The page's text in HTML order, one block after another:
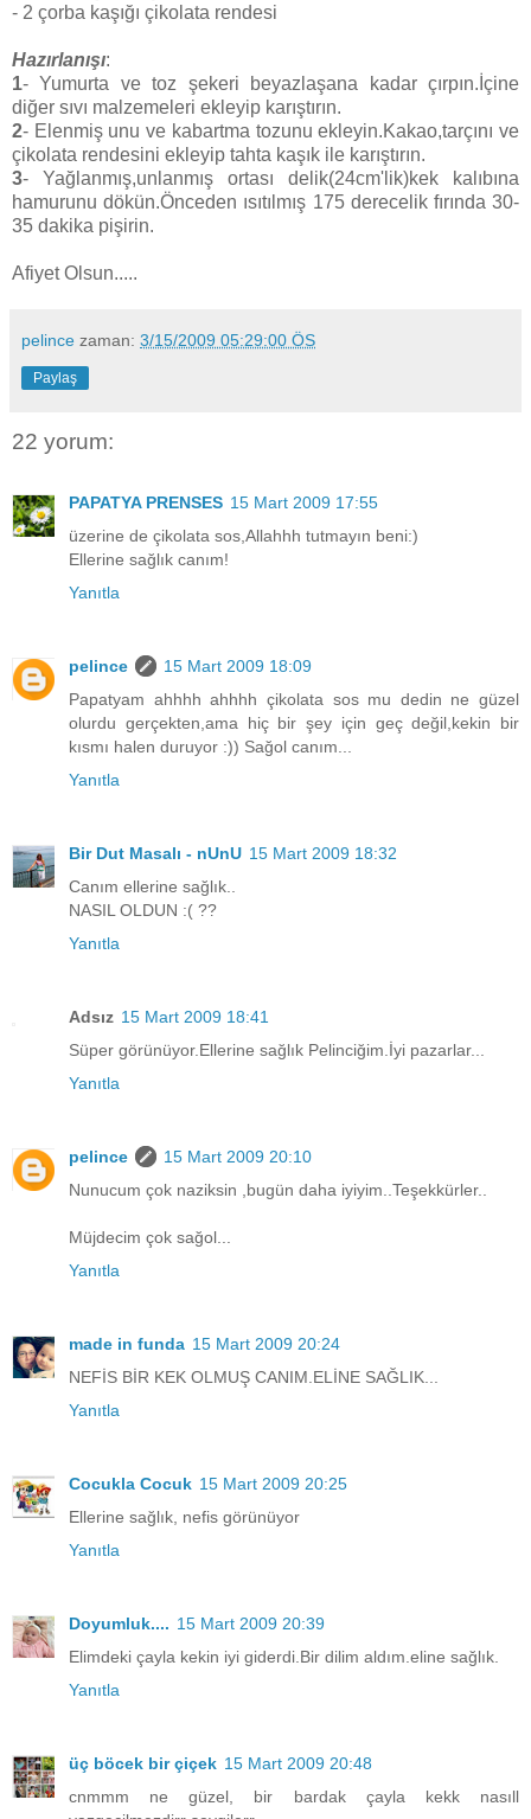
- 2 çorba kaşığı çikolata rendesi
Hazırlanışı:
1- Yumurta ve toz şekeri beyazlaşana kadar çırpın.İçine
diğer sıvı malzemeleri ekleyip karıştırın.
2- Elenmiş unu ve kabartma tozunu ekleyin.Kakao,tarçını ve
çikolata rendesini ekleyip tahta kaşık ile karıştırın.
3- Yağlanmış,unlanmış ortası delik(24cm'lik)kek kalıbına
hamurunu dökün.Önceden ısıtılmış 175 derecelik fırında 30-
35 dakika pişirin.
Afiyet Olsun.....
pelince zaman: 3/15/2009 05:29:00 ÖS
Paylaş
22 yorum:
PAPATYA PRENSES 15 Mart 2009 17:55
üzerine de çikolata sos,Allahhh tutmayın beni:)
Ellerine sağlık canım!
Yanıtla
pelince
15 Mart 2009 18:09
Papatyam ahhhh ahhhh çikolata sos mu dedin ne güzel
olurdu gerçekten,ama hiç bir şey için geç değil,kekin bir
kısmı halen duruyor :)) Sağol canım...
Yanıtla
Bir Dut Masalı - nUnU 15 Mart 2009 18:32
Canım ellerine sağlık..
NASIL OLDUN :( ??
Yanıtla
Adsız 15 Mart 2009 18:41
Süper görünüyor.Ellerine sağlık Pelinciğim.İyi pazarlar...
Yanıtla
pelince
15 Mart 2009 20:10
Nunucum çok naziksin ,bugün daha iyiyim..Teşekkürler..
Müjdecim çok sağol...
Yanıtla
made in funda 15 Mart 2009 20:24
NEFİS BİR KEK OLMUŞ CANIM.ELİNE SAĞLIK...
Yanıtla
Cocukla Cocuk 15 Mart 2009 20:25
Ellerine sağlık, nefis görünüyor
Yanıtla
Doyumluk.... 15 Mart 2009 20:39
Elimdeki çayla kekin iyi giderdi.Bir dilim aldım.eline sağlık.
Yanıtla
üç böcek bir çiçek 15 Mart 2009 20:48
cnmmm ne güzel, bir bardak çayla kekk nasıll